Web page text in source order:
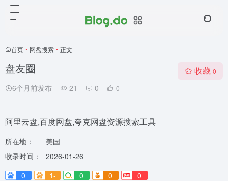
首页 • 网盘搜索 • 正文
盘友圈
6个月前发布 21 0 0
收藏 0
阿里云盘,百度网盘,夸克网盘资源搜索工具
所在地：
美国
收录时间：
2026-01-26
0
1- 0 0 0